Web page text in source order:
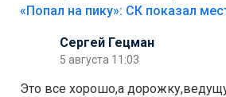
Сергей Гецман
5 августа 11:03
Это все хорошо,а